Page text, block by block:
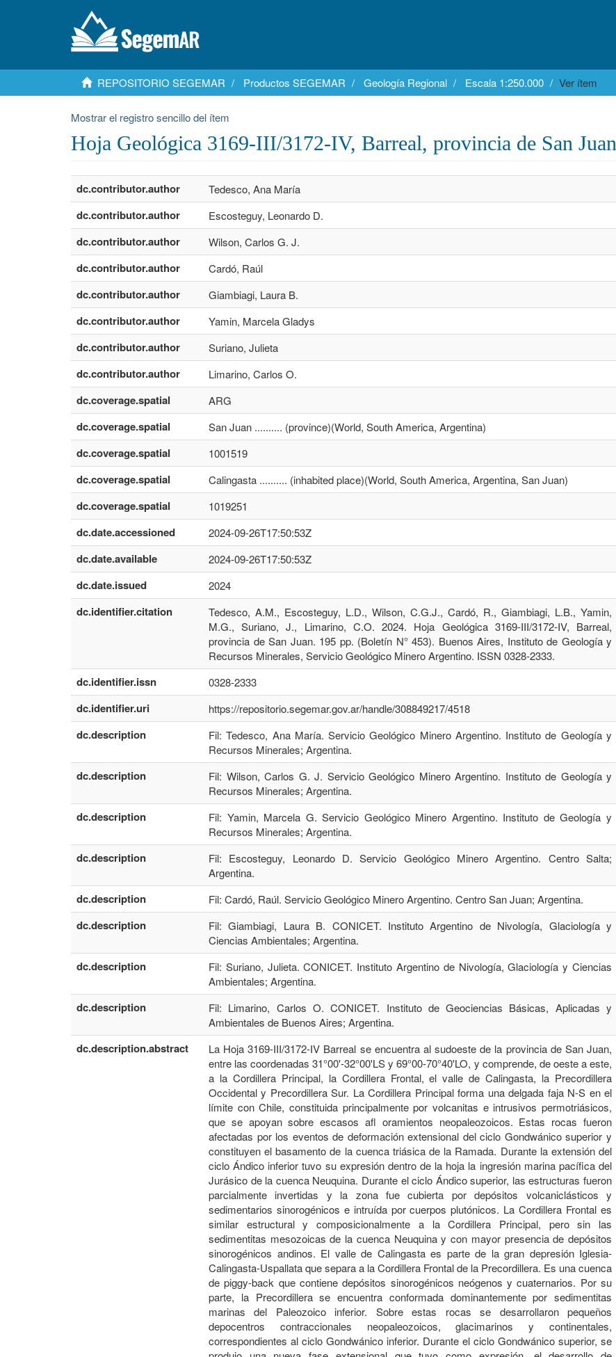
REPOSITORIO SEGEMAR Productos SEGEMAR Geología Regional Escala 1:250.000 Ver ítem
Mostrar el registro sencillo del ítem
Hoja Geológica 3169-III/3172-IV, Barreal, provincia de San Juan
dc.contributor.author Tedesco, Ana María
dc.contributor.author Escosteguy, Leonardo D.
dc.contributor.author Wilson, Carlos G. J.
dc.contributor.author Cardó, Raúl
dc.contributor.author Giambiagi, Laura B.
dc.contributor.author Yamin, Marcela Gladys
dc.contributor.author Suriano, Julieta
dc.contributor.author Limarino, Carlos O.
dc.coverage.spatial ARG
dc.coverage.spatial San Juan .......... (province)(World, South America, Argentina)
dc.coverage.spatial 1001519
dc.coverage.spatial Calingasta .......... (inhabited place)(World, South America, Argentina, San Juan)
dc.coverage.spatial 1019251
dc.date.accessioned 2024-09-26T17:50:53Z
dc.date.available 2024-09-26T17:50:53Z
dc.date.issued 2024
dc.identifier.citation
Tedesco, A.M., Escosteguy, L.D., Wilson, C.G.J., Cardó, R., Giambiagi, L.B., Yamin,
M.G., Suriano, J., Limarino, C.O. 2024. Hoja Geológica 3169-III/3172-IV, Barreal,
provincia de San Juan. 195 pp. (Boletín N° 453). Buenos Aires, Instituto de Geología y
Recursos Minerales, Servicio Geológico Minero Argentino. ISSN 0328-2333.
dc.identifier.issn 0328-2333
dc.identifier.uri https://repositorio.segemar.gov.ar/handle/308849217/4518
dc.description
Fil: Tedesco, Ana María. Servicio Geológico Minero Argentino. Instituto de Geología y
Recursos Minerales; Argentina.
dc.description
Fil: Wilson, Carlos G. J. Servicio Geológico Minero Argentino. Instituto de Geología y
Recursos Minerales; Argentina.
dc.description
Fil: Yamin, Marcela G. Servicio Geológico Minero Argentino. Instituto de Geología y
Recursos Minerales; Argentina.
dc.description
Fil: Escosteguy, Leonardo D. Servicio Geológico Minero Argentino. Centro Salta;
Argentina.
dc.description Fil: Cardó, Raúl. Servicio Geológico Minero Argentino. Centro San Juan; Argentina.
dc.description
Fil: Giambiagi, Laura B. CONICET. Instituto Argentino de Nivología, Glaciología y
Ciencias Ambientales; Argentina.
dc.description
Fil: Suriano, Julieta. CONICET. Instituto Argentino de Nivología, Glaciología y Ciencias
Ambientales; Argentina.
dc.description
Fil: Limarino, Carlos O. CONICET. Instituto de Geociencias Básicas, Aplicadas y
Ambientales de Buenos Aires; Argentina.
dc.description.abstract
La Hoja 3169-III/3172-IV Barreal se encuentra al sudoeste de la provincia de San Juan,
entre las coordenadas 31°00'-32°00'LS y 69°00-70°40'LO, y comprende, de oeste a este,
a la Cordillera Principal, la Cordillera Frontal, el valle de Calingasta, la Precordillera
Occidental y Precordillera Sur. La Cordillera Principal forma una delgada faja N-S en el
límite con Chile, constituida principalmente por volcanitas e intrusivos permotriásicos,
que se apoyan sobre escasos afl oramientos neopaleozoicos. Estas rocas fueron
afectadas por los eventos de deformación extensional del ciclo Gondwánico superior y
constituyen el basamento de la cuenca triásica de la Ramada. Durante la extensión del
ciclo Ándico inferior tuvo su expresión dentro de la hoja la ingresión marina pacífica del
Jurásico de la cuenca Neuquina. Durante el ciclo Ándico superior, las estructuras fueron
parcialmente invertidas y la zona fue cubierta por depósitos volcaniclásticos y
sedimentarios sinorogénicos e intruída por cuerpos plutónicos. La Cordillera Frontal es
similar estructural y composicionalmente a la Cordillera Principal, pero sin las
sedimentitas mesozoicas de la cuenca Neuquina y con mayor presencia de depósitos
sinorogénicos andinos. El valle de Calingasta es parte de la gran depresión Iglesia-
Calingasta-Uspallata que separa a la Cordillera Frontal de la Precordillera. Es una cuenca
de piggy-back que contiene depósitos sinorogénicos neógenos y cuaternarios. Por su
parte, la Precordillera se encuentra conformada dominantemente por sedimentitas
marinas del Paleozoico inferior. Sobre estas rocas se desarrollaron pequeños
depocentros contraccionales neopaleozoicos, glacimarinos y continentales,
correspondientes al ciclo Gondwánico inferior. Durante el ciclo Gondwánico superior, se